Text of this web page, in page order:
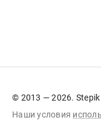
© 2013 — 2026. Stepik
Наши условия